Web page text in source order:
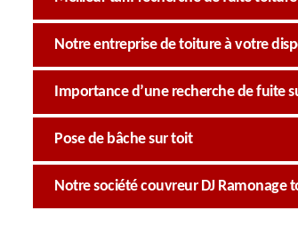
Notre entreprise de toiture à votre
Importance d’une recherche de fuite
Pose de bâche sur toit
Notre société couvreur DJ Ramonage